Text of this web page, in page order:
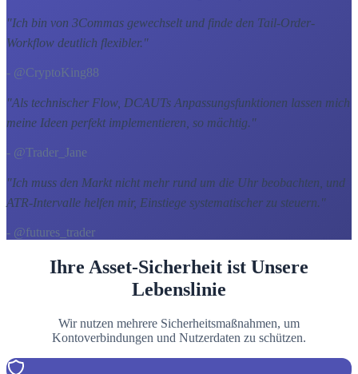
"Ich bin von 3Commas gewechselt und finde den Tail-Order-
Workflow deutlich flexibler."
- @CryptoKing88
"Als technischer Flow, DCAUTs Anpassungsfunktionen lassen mich
meine Ideen perfekt implementieren, so mächtig."
- @Trader_Jane
"Ich muss den Markt nicht mehr rund um die Uhr beobachten, und
ATR-Intervalle helfen mir, Einstiege systematischer zu steuern. "
- @futures_trader
Ihre Asset-Sicherheit ist Unsere
Lebenslinie
Wir nutzen mehrere Sicherheitsmaßnahmen, um
Kontoverbindungen und Nutzerdaten zu schützen.